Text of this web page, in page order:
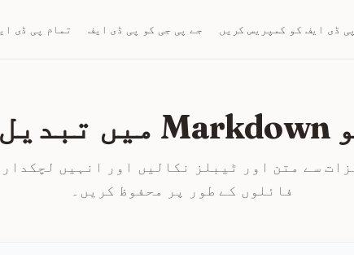
پی ڈی ایف کو کمپریس کریں جے پی جی کو پی ڈی ایف تمام پی ڈی
فائلوں کے طور پر محفوظ کریں۔